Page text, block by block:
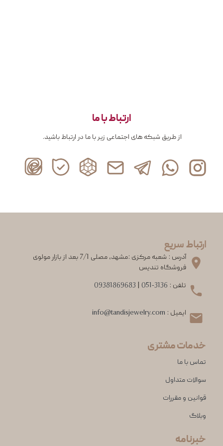
ارتباط با ما
از طریق شبکه های اجتماعی زیر با ما در ارتباط باشید.
ارتباط سریع
آدرس : شعبه مرکزی :مشهد، مصلی 7/1 بعد از بازار مولوی
فروشگاه تندیس
تلفن : 051-3136
09381869683
ایمیل : info@tandisjewelry.com
خدمات مشتری
تماس با ما
سوالات متداول
قوانین و مقررات
وبلاگ
خبرنامه